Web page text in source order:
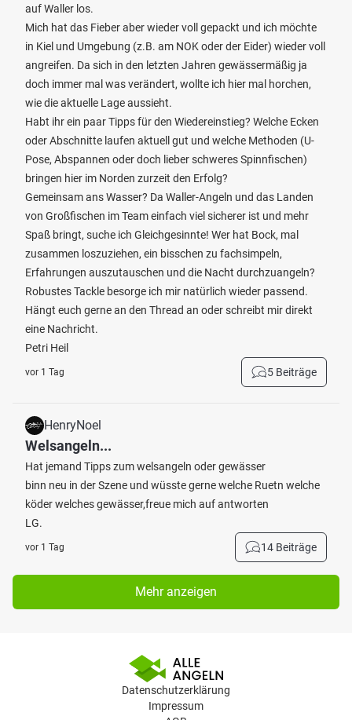
auf Waller los.
Mich hat das Fieber aber wieder voll gepackt und ich möchte
in Kiel und Umgebung (z.B. am NOK oder der Eider) wieder voll
angreifen. Da sich in den letzten Jahren gewässermäßig ja
doch immer mal was verändert, wollte ich hier mal horchen,
wie die aktuelle Lage aussieht.
Habt ihr ein paar Tipps für den Wiedereinstieg? Welche Ecken
oder Abschnitte laufen aktuell gut und welche Methoden (U-
Pose, Abspannen oder doch lieber schweres Spinnfischen)
bringen hier im Norden zurzeit den Erfolg?
Gemeinsam ans Wasser? Da Waller-Angeln und das Landen
von Großfischen im Team einfach viel sicherer ist und mehr
Spaß bringt, suche ich Gleichgesinnte! Wer hat Bock, mal
zusammen loszuziehen, ein bisschen zu fachsimpeln,
Erfahrungen auszutauschen und die Nacht durchzuangeln?
Robustes Tackle besorge ich mir natürlich wieder passend.
Hängt euch gerne an den Thread an oder schreibt mir direkt
eine Nachricht.
Petri Heil
vor 1 Tag 5 Beiträge
HenryNoel
Welsangeln...
Hat jemand Tipps zum welsangeln oder gewässer
binn neu in der Szene und wüsste gerne welche Ruetn welche
köder welches gewässer,freue mich auf antworten
LG.
vor 1 Tag 14 Beiträge
Mehr anzeigen
Datenschutzerklärung
Impressum